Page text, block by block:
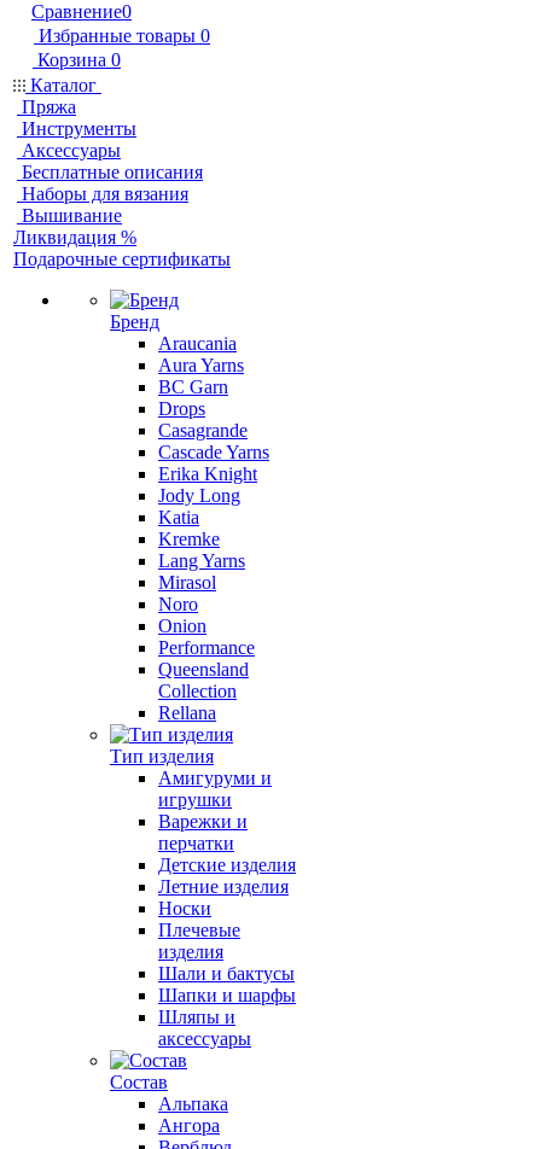
Сравнение0
Избранные товары 0
Корзина 0
Каталог
Пряжа
Инструменты
Аксессуары
Бесплатные описания
Наборы для вязания
Вышивание
Ликвидация %
Подарочные сертификаты
Бренд
Araucania
Aura Yarns
BC Garn
Drops
Casagrande
Cascade Yarns
Erika Knight
Jody Long
Katia
Kremke
Lang Yarns
Mirasol
Noro
Onion
Performance
Queensland
Collection
Rellana
Тип изделия
Амигуруми и
игрушки
Варежки и
перчатки
Детские изделия
Летние изделия
Носки
Плечевые
изделия
Шали и бактусы
Шапки и шарфы
Шляпы и
аксессуары
Состав
Альпака
Ангора